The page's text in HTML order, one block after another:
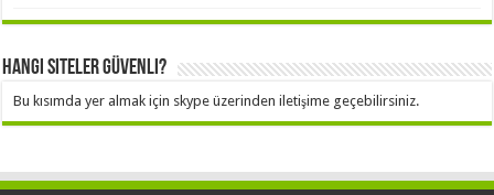
Hangi Siteler Güvenli?
Bu kısımda yer almak için skype üzerinden iletişime geçebilirsiniz.